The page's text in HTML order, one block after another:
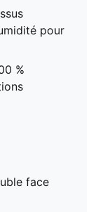
pour
%
face